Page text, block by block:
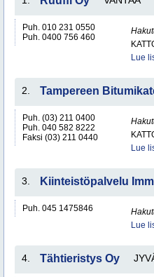
Puh. 010 231 0550
Puh. 0400 756 460
Lue
2. Tampereen
Puh. (03) 211 0400
Puh. 040 582 8222
Faksi (03) 211 0440
Lue
3. Kiinteistöpalvelu
Puh. 045 1475846
Lue
4. Tähtieristys Oy